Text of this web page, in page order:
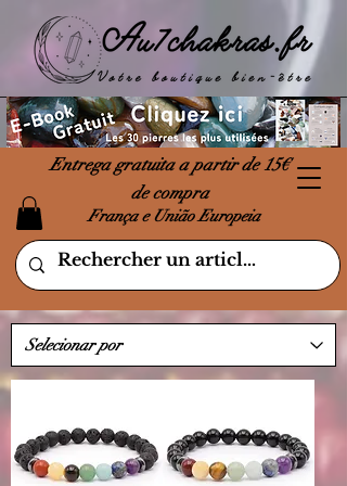
Entrega gratuita a partir de 15€
de compra
França e União Europeia